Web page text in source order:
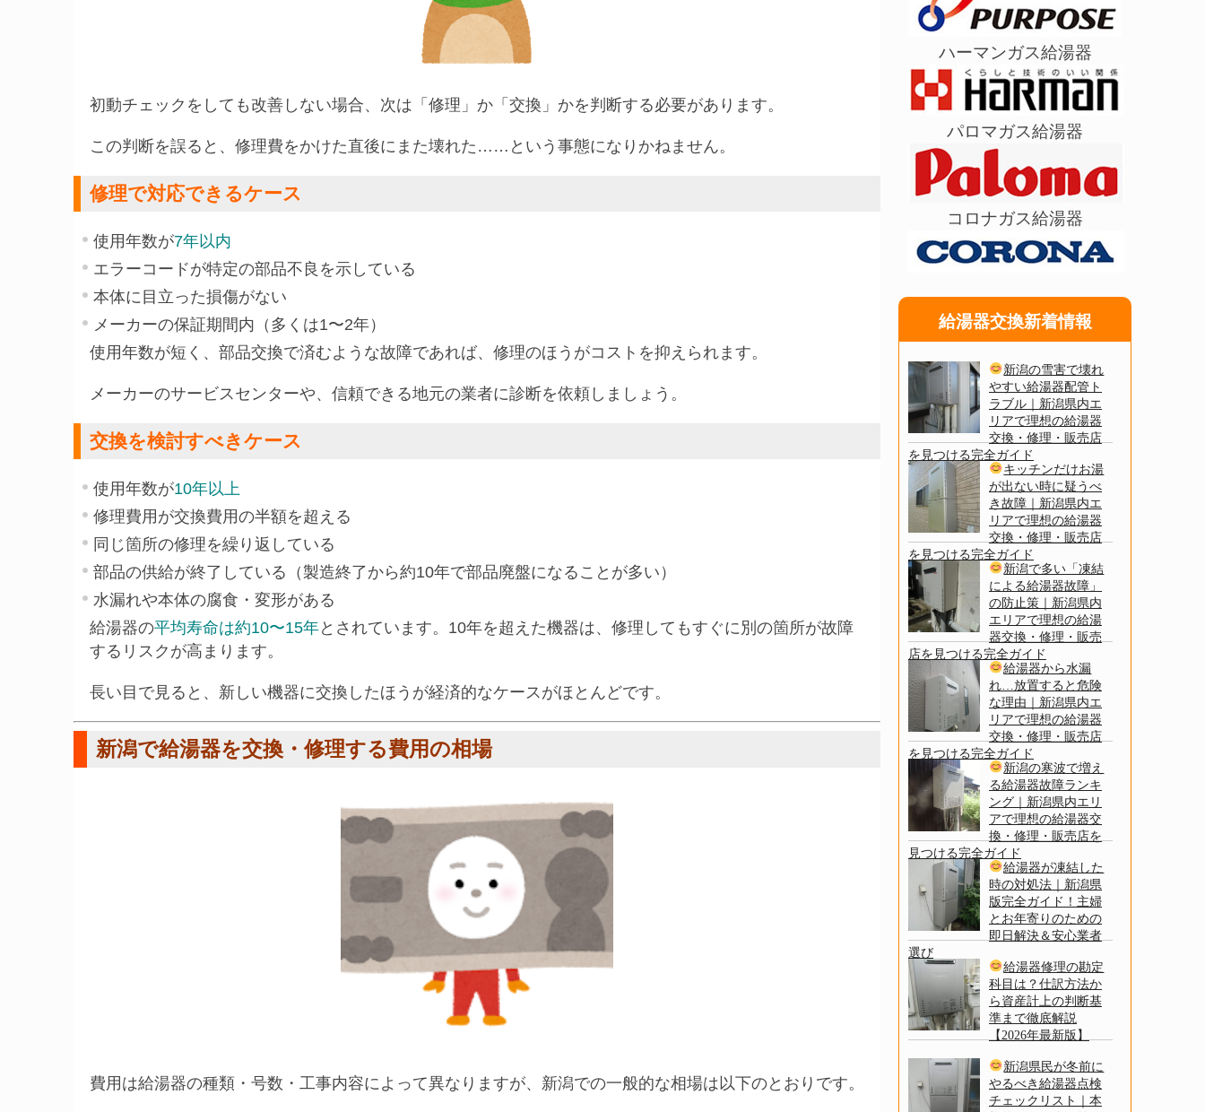
初動チェックをしても改善しない場合、次は「修理」か「交換」かを判断する必要があります。
この判断を誤ると、修理費をかけた直後にまた壊れた……という事態になりかねません。
修理で対応できるケース
使用年数が7年以内
エラーコードが特定の部品不良を示している
本体に目立った損傷がない
メーカーの保証期間内（多くは1〜2年）
使用年数が短く、部品交換で済むような故障であれば、修理のほうがコストを抑えられます。
メーカーのサービスセンターや、信頼できる地元の業者に診断を依頼しましょう。
交換を検討すべきケース
使用年数が10年以上
修理費用が交換費用の半額を超える
同じ箇所の修理を繰り返している
部品の供給が終了している（製造終了から約10年で部品廃盤になることが多い）
水漏れや本体の腐食・変形がある
給湯器の平均寿命は約10〜15年とされています。10年を超えた機器は、修理してもすぐに別の箇所が故障
するリスクが高まります。
長い目で見ると、新しい機器に交換したほうが経済的なケースがほとんどです。
新潟で給湯器を交換・修理する費用の相場
費用は給湯器の種類・号数・工事内容によって異なりますが、新潟での一般的な相場は以下のとおりです。
ハーマンガス給湯器
パロマガス給湯器
コロナガス給湯器
給湯器交換新着情報
新潟の雪害で壊れ
やすい給湯器配管ト
ラブル｜新潟県内エ
リアで理想の給湯器
交換・修理・販売店
を見つける完全ガイド
キッチンだけお湯
が出ない時に疑うべ
き故障｜新潟県内エ
リアで理想の給湯器
交換・修理・販売店
を見つける完全ガイド
新潟で多い「凍結
による給湯器故障」
の防止策｜新潟県内
エリアで理想の給湯
器交換・修理・販売
店を見つける完全ガイド
給湯器から水漏
れ…放置すると危険
な理由｜新潟県内エ
リアで理想の給湯器
交換・修理・販売店
を見つける完全ガイド
新潟の寒波で増え
る給湯器故障ランキ
ング｜新潟県内エリ
アで理想の給湯器交
換・修理・販売店を
見つける完全ガイド
給湯器が凍結した
時の対処法｜新潟県
版完全ガイド！主婦
とお年寄りのための
即日解決＆安心業者
選び
給湯器修理の勘定
科目は？仕訳方法か
ら資産計上の判断基
準まで徹底解説
【2026年最新版】
新潟県民が冬前に
やるべき給湯器点検
チェックリスト｜本